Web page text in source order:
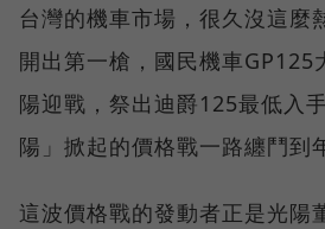
台灣的機車市場，很久沒這麼
開出第一槍，國民機車GP125
陽迎戰，祭出迪爵125最低入
陽」掀起的價格戰一路纏鬥到
這波價格戰的發動者正是光陽